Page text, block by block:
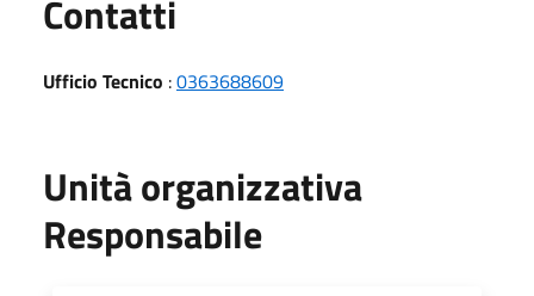
Contatti
Ufficio Tecnico :0363688609
Unità organizzativa
Responsabile